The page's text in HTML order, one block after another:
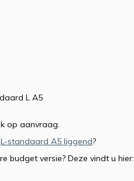
L A5
op aanvraag.
L-standaard A5 liggend?
budget versie? Deze vindt u hier: